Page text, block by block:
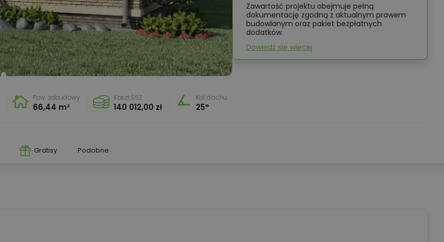
Pow. zabudowy
66,44 m²
Koszt SSZ
140 012,00 zł
Kąt dachu
25°
Zawartość projektu obejmuje pełną
dokumentację zgodną z aktualnym prawem
budowlanym oraz pakiet bezpłatnych
dodatków.
Dowiedz się więcej
Gratisy Podobne